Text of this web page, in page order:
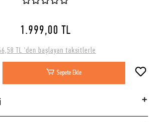
1.999,00 TL
TL 'den başlayan taksitlerle
Sepete Ekle